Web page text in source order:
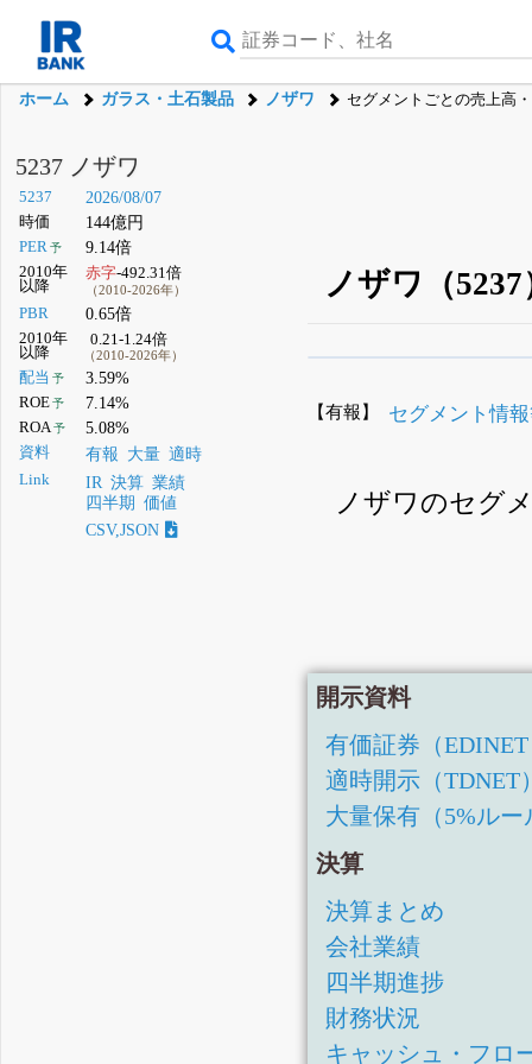
ホーム ガラス・土石製品 ノザワ セグメントごとの売上高
5237 ノザワ
5237 2026/08/07
時価 144億円
PER予 9.14倍
2010年
以降
赤字-492.31倍
（2010-2026年）
PBR 0.65倍
2010年
以降
0.21-1.24倍
（2010-2026年）
配当 予 3.59%
ROE予 7.14%
ROA 予 5.08%
資料 有報 大量 適時
Link IR 決算 業績
四半期 価値
CSV,JSON
ノザワ（
無
【有報】 セグメント情
ノザワのセグ
開示資料
有価証券（
適時開示（TDNET
大量保有（5%ルー
決算
決算まとめ
会社業績
四半期進捗
財務状況
キャッシュ・フロ